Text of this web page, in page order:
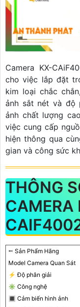
Camera KX-
cho việc lắp đặt
kim loại chắc
ảnh sắt nét và độ
ảnh chất lượng
việc cung cấp
hiện thông qua
gian và công sức
THÔNG
CAMERA
⬹ Sản Phẩm Hãng
Model Camera Quan Sát
️⚡ Độ phân giải
✳️ Công nghệ
🔳 Cảm biến hình ảnh